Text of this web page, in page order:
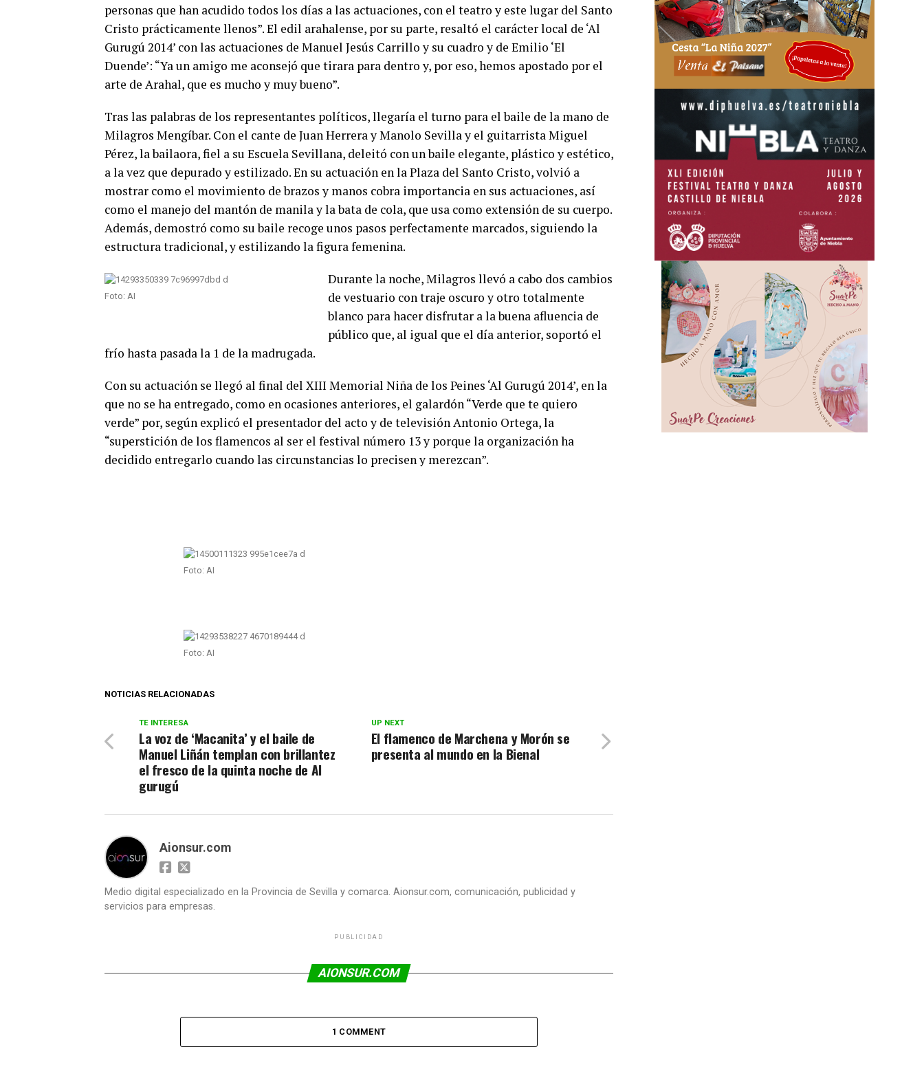
personas que han acudido todos los días a las actuaciones, con el teatro y este lugar del Santo
Cristo prácticamente llenos”. El edil arahalense, por su parte, resaltó el carácter local de ‘Al
Gurugú 2014’ con las actuaciones de Manuel Jesús Carrillo y su cuadro y de Emilio ‘El
Duende’: “Ya un amigo me aconsejó que tirara para dentro y, por eso, hemos apostado por el
arte de Arahal, que es mucho y muy bueno”.
Tras las palabras de los representantes políticos, llegaría el turno para el baile de la mano de
Milagros Mengíbar. Con el cante de Juan Herrera y Manolo Sevilla y el guitarrista Miguel
Pérez, la bailaora, fiel a su Escuela Sevillana, deleitó con un baile elegante, plástico y estético,
a la vez que depurado y estilizado. En su actuación en la Plaza del Santo Cristo, volvió a
mostrar como el movimiento de brazos y manos cobra importancia en sus actuaciones, así
como el manejo del mantón de manila y la bata de cola, que usa como extensión de su cuerpo.
Además, demostró como su baile recoge unos pasos perfectamente marcados, siguiendo la
estructura tradicional, y estilizando la figura femenina.
Foto: AI
Durante la noche, Milagros llevó a cabo dos cambios
de vestuario con traje oscuro y otro totalmente
blanco para hacer disfrutar a la buena afluencia de
público que, al igual que el día anterior, soportó el
frío hasta pasada la 1 de la madrugada.
Con su actuación se llegó al final del XIII Memorial Niña de los Peines ‘Al Gurugú 2014’, en la
que no se ha entregado, como en ocasiones anteriores, el galardón “Verde que te quiero
verde” por, según explicó el presentador del acto y de televisión Antonio Ortega, la
“superstición de los flamencos al ser el festival número 13 y porque la organización ha
decidido entregarlo cuando las circunstancias lo precisen y merezcan”.
Foto: AI
Foto: AI
NOTICIAS RELACIONADAS
UP NEXT
El flamenco de Marchena y Morón se
presenta al mundo en la Bienal
TE INTERESA
La voz de ‘Macanita’ y el baile de
Manuel Liñán templan con brillantez
el fresco de la quinta noche de Al
gurugú
Aionsur.com
Medio digital especializado en la Provincia de Sevilla y comarca. Aionsur.com, comunicación, publicidad y
servicios para empresas.
PUBLICIDAD
AIONSUR.COM
1 COMMENT